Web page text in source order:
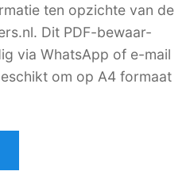
ten opzichte van de
Dit PDF-bewaar-
via WhatsApp of e-mail
om op A4 formaat